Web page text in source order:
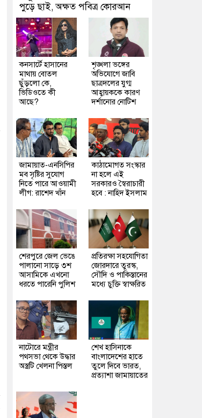
পুড়ে ছাই, অক্ষত পবিত্র কোরআন
কনসার্টে হাসানের
মাথায় বোতল
ছুঁড়লো কে,
ভিডিওতে কী
আছে?
শৃঙ্খলা ভঙ্গের
অভিযোগে জাবি
ছাত্রদলের যুগ্ম
আহ্বায়ককে কারণ
দর্শানোর নোটিশ
জামায়াত-এনসিপির
মব সৃষ্টির সুযোগ
নিতে পারে আওয়ামী
লীগ: রাশেদ খাঁন
কাঠামোগত সংস্কার
না হলে এই
সরকারও স্বৈরাচারী
হবে : নাহিদ ইসলাম
শেরপুরে জেল ভেঙে
পালানো সাড়ে ৩শ
আসামিকে এখনো
ধরতে পারেনি পুলিশ
প্রতিরক্ষা সহযোগিতা
জোরদারে তুরস্ক,
সৌদি ও পাকিস্তানের
মধ্যে চুক্তি স্বাক্ষরিত
নাটোরে মন্ত্রীর
পথসভা থেকে উদ্ধার
অস্ত্রটি খেলনা পিস্তল
শেখ হাসিনাকে
বাংলাদেশের হাতে
তুলে দিবে ভারত,
প্রত্যাশা জামায়াতের